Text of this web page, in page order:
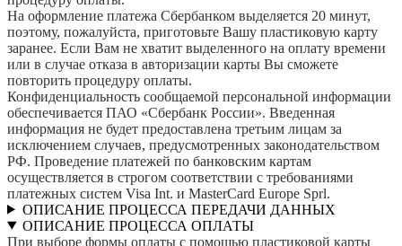
На оформление платежа Сбербанком выделяется 20 минут,
поэтому, пожалуйста, приготовьте Вашу пластиковую карту
заранее. Если Вам не хватит выделенного на оплату времени
или в случае отказа в авторизации карты Вы сможете
повторить процедуру оплаты.
Конфиденциальность сообщаемой персональной информации
обеспечивается ПАО «Сбербанк России». Введенная
информация не будет предоставлена третьим лицам за
исключением случаев, предусмотренных законодательством
РФ. Проведение платежей по банковским картам
осуществляется в строгом соответствии с требованиями
платежных систем Visa Int. и MasterCard Europe Sprl.
ОПИСАНИЕ ПРОЦЕССА ПЕРЕДАЧИ ДАННЫХ
ОПИСАНИЕ ПРОЦЕССА ОПЛАТЫ
При выборе формы оплаты с помощью пластиковой карты